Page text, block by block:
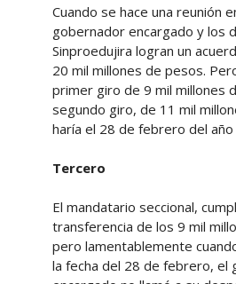
Cuando se hace una reunión
gobernador encargado y los
Sinproedujira logran un
20 mil millones de pesos.
primer giro de 9 mil millones
segundo giro, de 11 mil
haría el 28 de febrero del año
Tercero
El mandatario seccional,
transferencia de los 9 mil
pero lamentablemente
la fecha del 28 de febrero, el